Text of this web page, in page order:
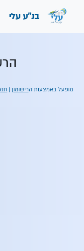
בנ"ע עלי
מופעל באמצעות הרישומון |